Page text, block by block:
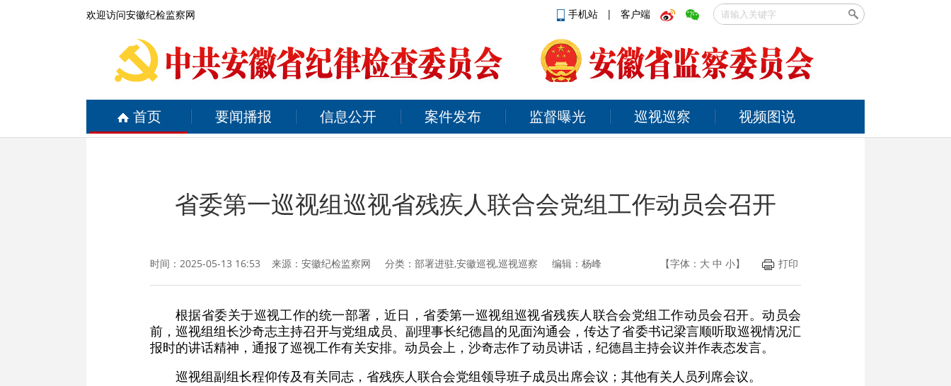
欢迎访问安徽纪检监察网 手机站 | 客户端
首页 要闻播报 信息公开 案件发布 监督曝光 巡视巡察 视频图说
省委第一巡视组巡视省残疾人联合会党组工作动员会召开
时间：2025-05-13 16:53 来源： 安徽纪检监察网 分类：部署进驻,安徽巡视,巡视巡察 编辑：杨峰 【字体： 大 中 小】 打印
根据省委关于巡视工作的统一部署，近日，省委第一巡视组巡视省残疾人联合会党组工作动员会召开。动员会
前，巡视组组长沙奇志主持召开与党组成员、副理事长纪德昌的见面沟通会，传达了省委书记梁言顺听取巡视情况汇
报时的讲话精神，通报了巡视工作有关安排。动员会上，沙奇志作了动员讲话，纪德昌主持会议并作表态发言。
巡视组副组长程仰传及有关同志，省残疾人联合会党组领导班子成员出席会议；其他有关人员列席会议。